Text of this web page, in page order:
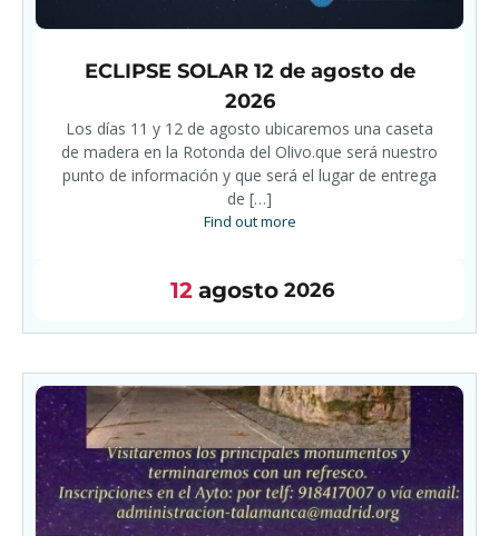
ECLIPSE SOLAR 12 de agosto de
2026
Los días 11 y 12 de agosto ubicaremos una caseta
de madera en la Rotonda del Olivo.que será nuestro
punto de información y que será el lugar de entrega
de […]
Find out more
12 agosto 2026